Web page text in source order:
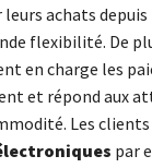
leurs achats
flexibilité. De
en charge les
et répond aux
Les
par